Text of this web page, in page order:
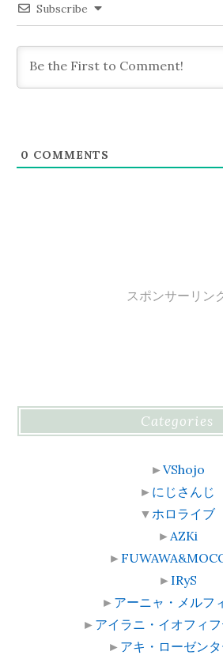
ョ
ン
Subscribe
0 COMMENTS
スポンサーリン
Categories
►VShojo
► にじさんじ
▼ ホロライブ
► AZKi
►
► IRyS
► アーニャ・メルフ
► アイラニ・イオフィ
► アキ・ローゼン